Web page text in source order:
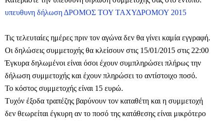
υπευθυνη δήλωση ΔΡΟΜΟΣ ΤΟΥ ΤΑΧΥΔΡΟΜΟΥ 2015
Τις τελευταίες ημέρες πριν τον αγώνα δεν θα γίνει καμία εγγραφή.
Οι δηλώσεις συμμετοχής θα κλείσουν στις 15/01/2015 στις 22:00
Έγκυρα δηλωμένοι είναι όσοι έχουν συμπληρώσει πλήρως την
δήλωση συμμετοχής και έχουν πληρώσει το αντίστοιχο ποσό.
Το κόστος συμμετοχής είναι 15 ευρώ.
Τυχόν έξοδα τραπέζης βαρύνουν τον καταθέτη και η συμμετοχή
δεν θεωρείται έγκυρη αν το ποσό της κατάθεσης είναι μικρότερο